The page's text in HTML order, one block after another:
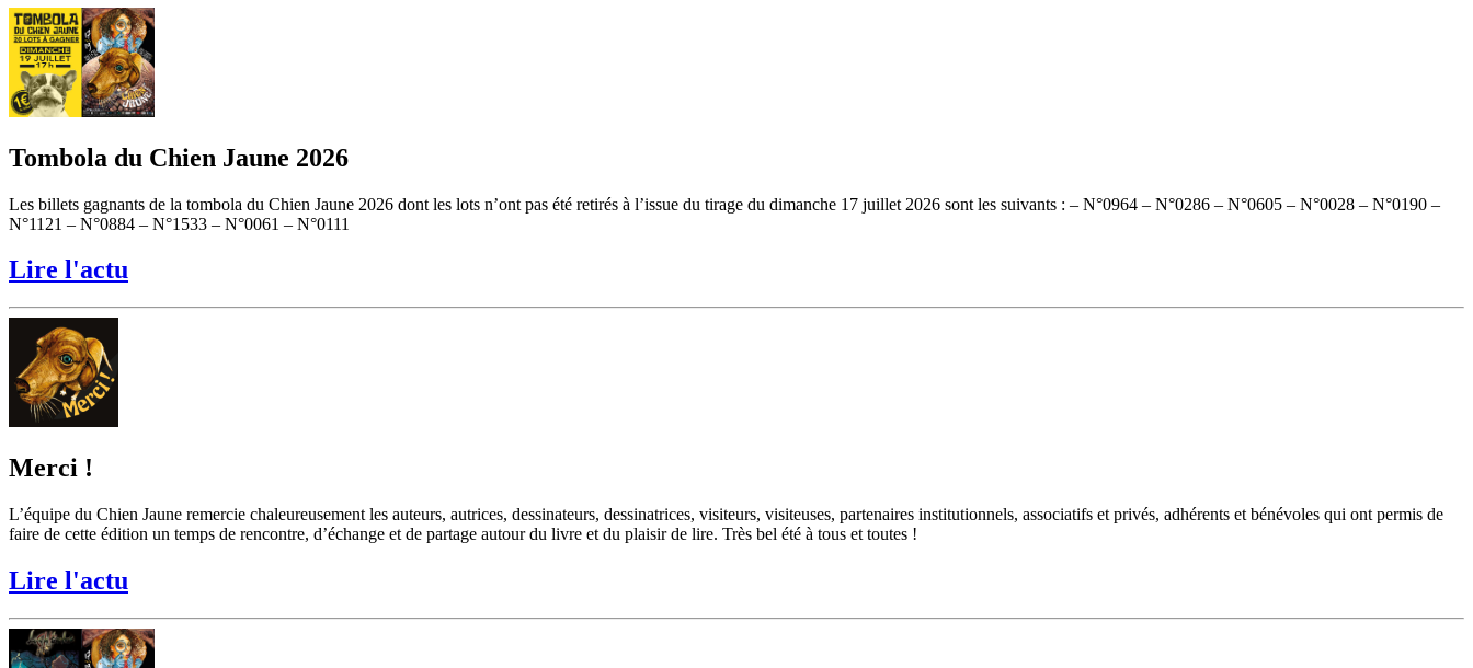
Tombola du Chien Jaune 2026
Les billets gagnants de la tombola du Chien Jaune 2026 dont les lots n’ont pas été retirés à l’issue du tirage du dimanche 17 juillet 2026 sont les suivants : – N°0964 – N°0286 – N°0605 – N°0028 – N°0190 –
N°1121 – N°0884 – N°1533 – N°0061 – N°0111
Lire l'actu
Merci !
L’équipe du Chien Jaune remercie chaleureusement les auteurs, autrices, dessinateurs, dessinatrices, visiteurs, visiteuses, partenaires institutionnels, associatifs et privés, adhérents et bénévoles qui ont permis de
faire de cette édition un temps de rencontre, d’échange et de partage autour du livre et du plaisir de lire. Très bel été à tous et toutes !
Lire l'actu